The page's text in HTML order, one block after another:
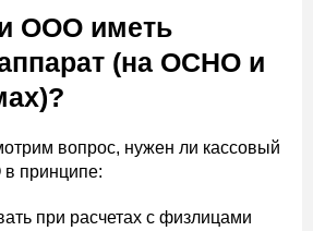
ООО иметь
(на ОСНО и
вопрос, нужен ли кассовый
принципе:
при расчетах с физлицами